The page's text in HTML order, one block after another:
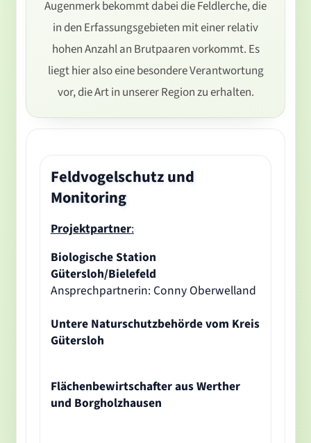
Augenmerk bekommt dabei die Feldlerche, die
in den Erfassungsgebieten mit einer relativ
hohen Anzahl an Brutpaaren vorkommt. Es
liegt hier also eine besondere Verantwortung
vor, die Art in unserer Region zu erhalten.
Feldvogelschutz und
Monitoring
Projektpartner:
Biologische Station
Gütersloh/Bielefeld
Ansprechpartnerin: Conny Oberwelland
Untere Naturschutzbehörde vom Kreis
Gütersloh
Flächenbewirtschafter aus Werther
und Borgholzhausen